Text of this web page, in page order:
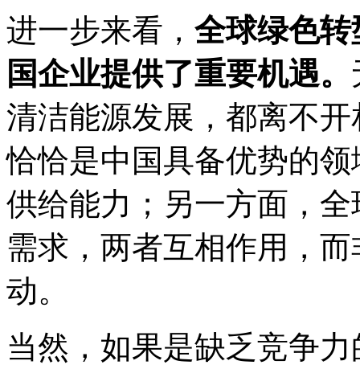
进一步来看， 全球绿色
国企业提供了重要机遇。
清洁能源发展，都离不
恰恰是中国具备优势的
供给能力；另一方面，
需求，两者互相作用，
动。
当然，如果是缺乏竞争